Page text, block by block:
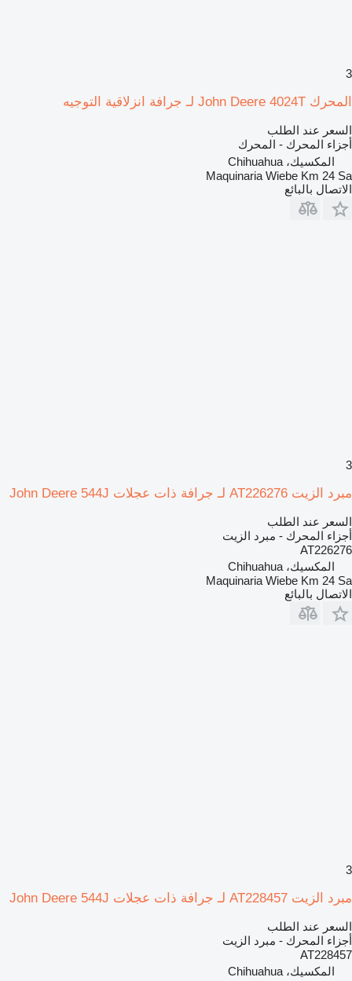
3
المحرك John Deere 4024T لـ جرافة انزلاقية التوجيه
السعر عند الطلب
أجزاء المحرك - المحرك
المكسيك، Chihuahua
Maquinaria Wiebe Km 24 Sa
الاتصال بالبائع
3
مبرد الزيت AT226276 لـ جرافة ذات عجلات John Deere 544J
السعر عند الطلب
أجزاء المحرك - مبرد الزيت
AT226276
المكسيك، Chihuahua
Maquinaria Wiebe Km 24 Sa
الاتصال بالبائع
3
مبرد الزيت AT228457 لـ جرافة ذات عجلات John Deere 544J
السعر عند الطلب
أجزاء المحرك - مبرد الزيت
AT228457
المكسيك، Chihuahua